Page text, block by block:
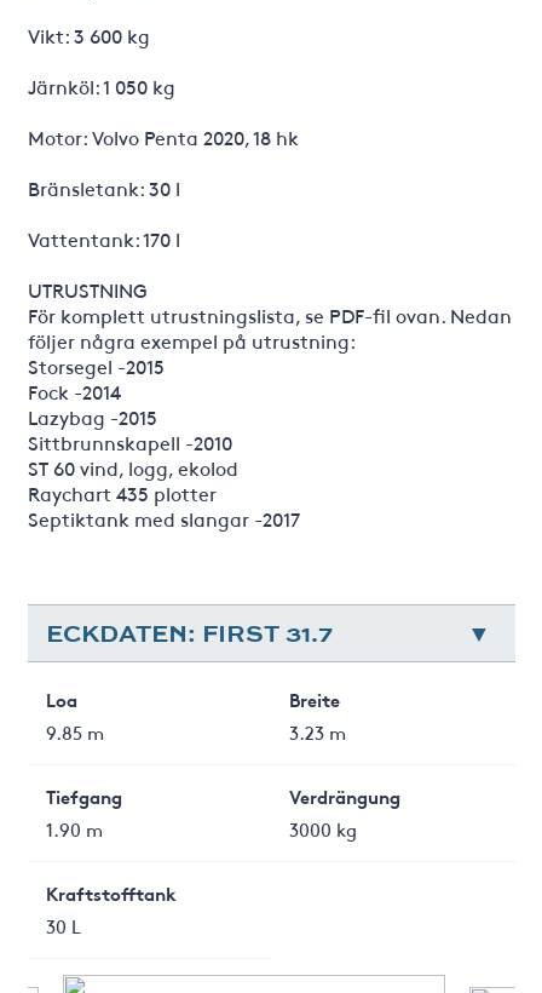
Vikt: 3 600 kg
Järnköl: 1 050 kg
Motor: Volvo Penta 2020, 18 hk
Bränsletank: 30 l
Vattentank: 170 l
UTRUSTNING
För komplett utrustningslista, se PDF-fil ovan. Nedan
följer några exempel på utrustning:
Storsegel -2015
Fock -2014
Lazybag -2015
Sittbrunnskapell -2010
ST 60 vind, logg, ekolod
Raychart 435 plotter
Septiktank med slangar -2017
ECKDATEN: FIRST 31.7
Loa
9.85 m
Breite
3.23 m
Tiefgang
1.90 m
Verdrängung
3000 kg
Kraftstofftank
30 L